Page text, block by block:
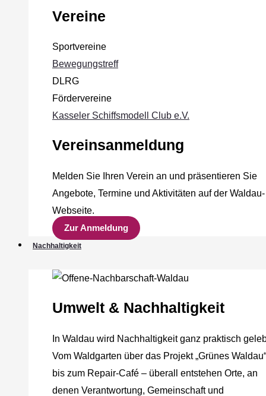
Vereine
Sportvereine
Bewegungstreff
DLRG
Fördervereine
Kasseler Schiffsmodell Club e.V.
Vereinsanmeldung
Melden Sie Ihren Verein an und präsentieren Sie
Angebote, Termine und Aktivitäten auf der Waldau-
Webseite.
Zur Anmeldung
Nachhaltigkeit
Umwelt & Nachhaltigkeit
In Waldau wird Nachhaltigkeit ganz praktisch
Vom Waldgarten über das Projekt „Grünes Waldau“
bis zum Repair-Café – überall entstehen Orte, an
denen Verantwortung, Gemeinschaft und